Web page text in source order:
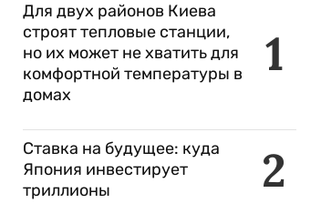
1
Для двух районов Киева
строят тепловые станции,
но их может не хватить для
комфортной температуры в
домах
2
Ставка на будущее: куда
Япония инвестирует
триллионы